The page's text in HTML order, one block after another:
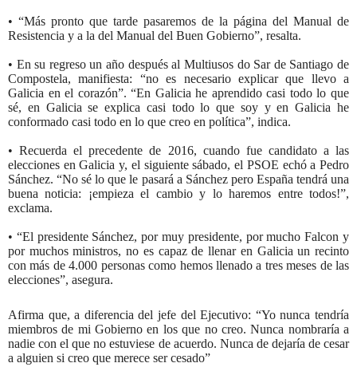
• “Más pronto que tarde pasaremos de la página del Manual de
Resistencia y a la del Manual del Buen Gobierno”, resalta.
• En su regreso un año después al Multiusos do Sar de Santiago de
Compostela, manifiesta: “no es necesario explicar que llevo a
Galicia en el corazón”. “En Galicia he aprendido casi todo lo que
sé, en Galicia se explica casi todo lo que soy y en Galicia he
conformado casi todo en lo que creo en política”, indica.
• Recuerda el precedente de 2016, cuando fue candidato a las
elecciones en Galicia y, el siguiente sábado, el PSOE echó a Pedro
Sánchez. “No sé lo que le pasará a Sánchez pero España tendrá una
buena noticia: ¡empieza el cambio y lo haremos entre todos!”,
exclama.
• “El presidente Sánchez, por muy presidente, por mucho Falcon y
por muchos ministros, no es capaz de llenar en Galicia un recinto
con más de 4.000 personas como hemos llenado a tres meses de las
elecciones”, asegura.
Afirma que, a diferencia del jefe del Ejecutivo: “Yo nunca tendría
miembros de mi Gobierno en los que no creo. Nunca nombraría a
nadie con el que no estuviese de acuerdo. Nunca de dejaría de cesar
a alguien si creo que merece ser cesado”